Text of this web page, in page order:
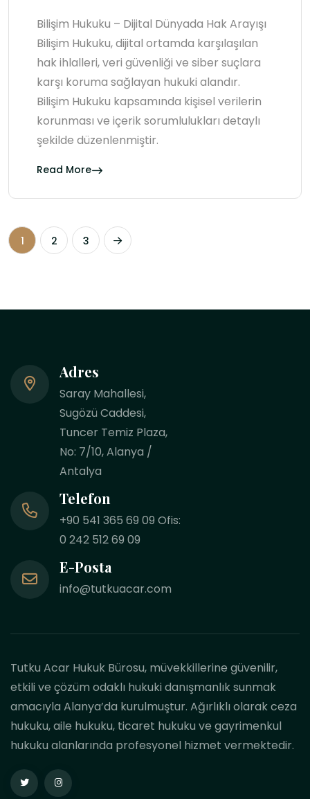
Bilişim Hukuku – Dijital Dünyada Hak Arayışı
Bilişim Hukuku, dijital ortamda karşılaşılan
hak ihlalleri, veri güvenliği ve siber suçlara
karşı koruma sağlayan hukuki alandır.
Bilişim Hukuku kapsamında kişisel verilerin
korunması ve içerik sorumlulukları detaylı
şekilde düzenlenmiştir.
Read More
1 2 3
Adres
Saray Mahallesi,
Sugözü Caddesi,
Tuncer Temiz Plaza,
No: 7/10, Alanya /
Antalya
Telefon
+90 541 365 69 09 Ofis:
0 242 512 69 09
E-Posta
info@tutkuacar.com
Tutku Acar Hukuk Bürosu, müvekkillerine güvenilir,
etkili ve çözüm odaklı hukuki danışmanlık sunmak
amacıyla Alanya’da kurulmuştur. Ağırlıklı olarak ceza
hukuku, aile hukuku, ticaret hukuku ve gayrimenkul
hukuku alanlarında profesyonel hizmet vermektedir.